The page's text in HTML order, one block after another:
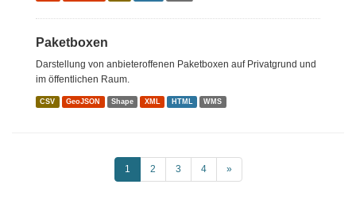
Paketboxen
Darstellung von anbieteroffenen Paketboxen auf Privatgrund und
im öffentlichen Raum.
CSV GeoJSON Shape XML HTML WMS
1 2 3 4 »